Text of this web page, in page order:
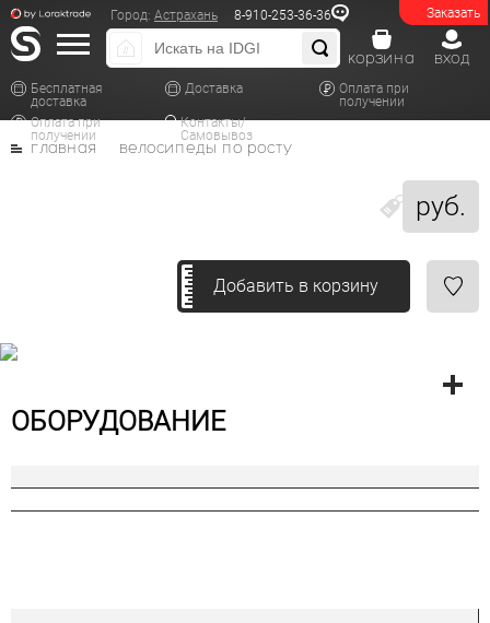
Заказать
Город: Астрахань 8-910-253-36-36
Бесплатная
доставка
Доставка
Оплата при
получении
Оплата при
получении
Контакты/
Самовывоз
вход
корзина
руб.
главная велосипеды по росту
Добавить в корзину
ОБОРУДОВАНИЕ